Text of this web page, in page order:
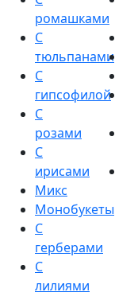
ромашками
С
тюльпанами
С
гипсофилой
С
розами
С
ирисами
Микс
Монобукеты
С
герберами
С
лилиями